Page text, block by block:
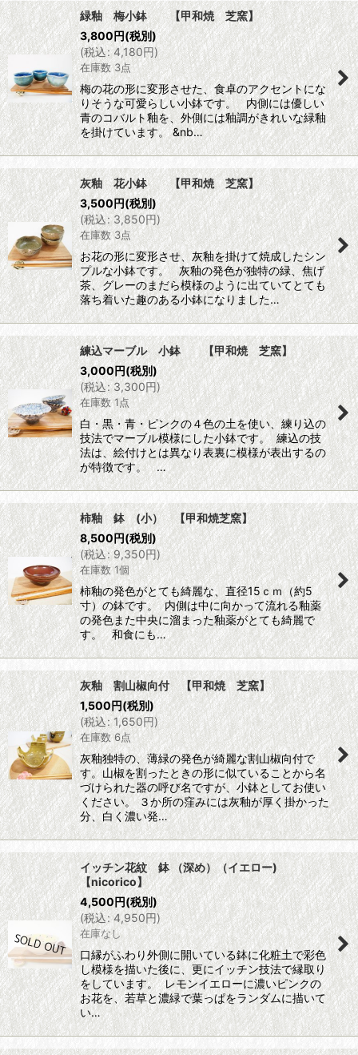
緑釉 梅小鉢 【甲和焼 芝窯】
3,800円(税別)
(税込: 4,180円)
在庫数 3点
梅の花の形に変形させた、食卓のアクセントにな
りそうな可愛らしい小鉢です。 内側には優しい
青のコバルト釉を、外側には釉調がきれいな緑釉
を掛けています。 &nb…
灰釉 花小鉢 【甲和焼 芝窯】
3,500円(税別)
(税込: 3,850円)
在庫数 3点
お花の形に変形させ、灰釉を掛けて焼成したシン
プルな小鉢です。 灰釉の発色が独特の緑、焦げ
茶、グレーのまだら模様のように出ていてとても
落ち着いた趣のある小鉢になりました…
練込マーブル 小鉢 【甲和焼 芝窯】
3,000円(税別)
(税込: 3,300円)
在庫数 1点
白・黒・青・ピンクの４色の土を使い、練り込の
技法でマーブル模様にした小鉢です。 練込の技
法は、絵付けとは異なり表裏に模様が表出するの
が特徴です。 …
柿釉 鉢 (小） 【甲和焼芝窯】
8,500円(税別)
(税込: 9,350円)
在庫数 1個
柿釉の発色がとても綺麗な、直径15ｃｍ（約5
寸）の鉢です。 内側は中に向かって流れる釉薬
の発色また中央に溜まった釉薬がとても綺麗で
す。 和食にも…
灰釉 割山椒向付 【甲和焼 芝窯】
1,500円(税別)
(税込: 1,650円)
在庫数 6点
灰釉独特の、薄緑の発色が綺麗な割山椒向付で
す。山椒を割ったときの形に似ていることから名
づけられた器の呼び名ですが、小鉢としてお使い
ください。 ３か所の窪みには灰釉が厚く掛かった
分、白く濃い発…
イッチン花紋 鉢 （深め）（イエロー)
【nicorico】
4,500円(税別)
(税込: 4,950円)
在庫なし
口縁がふわり外側に開いている鉢に化粧土で彩色
し模様を描いた後に、更にイッチン技法で縁取り
をしています。 レモンイエローに濃いピンクの
お花を、若草と濃緑で葉っぱをランダムに描いて
い…